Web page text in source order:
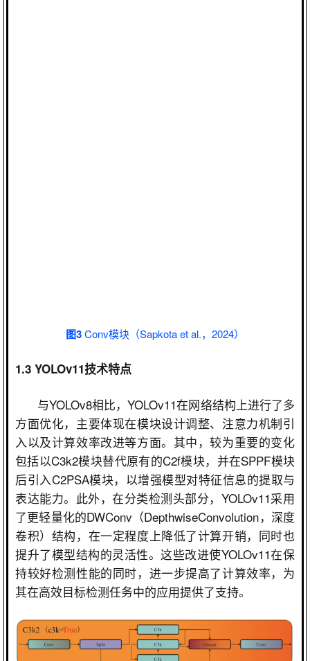
图3Conv模块（Sapkota et al.，2024）
1.3 YOLOv11技术特点
与YOLOv8相比，YOLOv11在网络结构上进行了多
方面优化，主要体现在模块设计调整、注意力机制引
入以及计算效率改进等方面。其中，较为重要的变化
包括以C3k2模块替代原有的C2f模块，并在SPPF模块
后引入C2PSA模块，以增强模型对特征信息的提取与
表达能力。此外，在分类检测头部分， YOLOv11采用
了更轻量化的DWConv （DepthwiseConvolution，深度
卷积）结构，在一定程度上降低了计算开销，同时也
提升了模型结构的灵活性。这些改进使YOLOv11在保
持较好检测性能的同时，进一步提高了计算效率，为
其在高效目标检测任务中的应用提供了支持。